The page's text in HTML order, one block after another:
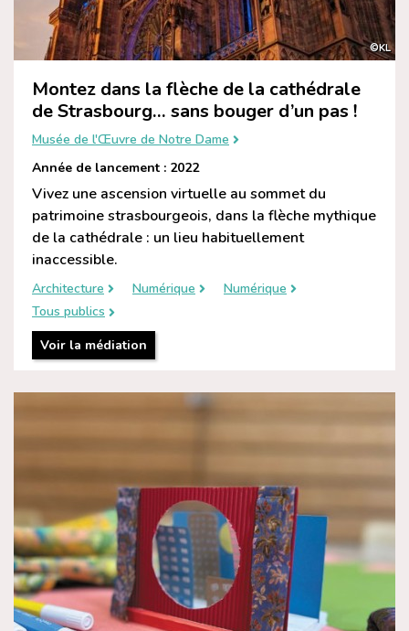
©KL
Montez dans la flèche de la cathédrale
de Strasbourg… sans bouger d’un pas !
Musée de l'Œuvre de Notre Dame
Année de lancement : 2022
Vivez une ascension virtuelle au sommet du
patrimoine strasbourgeois, dans la flèche mythique
de la cathédrale : un lieu habituellement
inaccessible.
Architecture Numérique
Numérique
Tous publics
Voir la médiation